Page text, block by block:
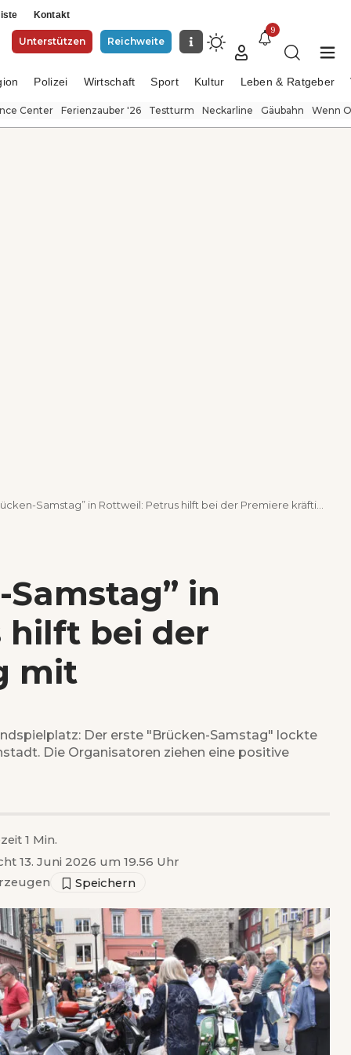
Kontakt
Unterstützen Reichweite
9
Polizei Wirtschaft Sport Kultur Leben & Ratgeber
Center Ferienzauber '26 Testturm Neckarline Gäubahn Wenn
Samstag” in Rottweil: Petrus hilft bei der Premiere kräftig mit
in
hilft bei der
mit
Der erste "Brücken-Samstag" lockte
Die Organisatoren ziehen eine positive
13. Juni 2026 um 19.56 Uhr
1 Min.